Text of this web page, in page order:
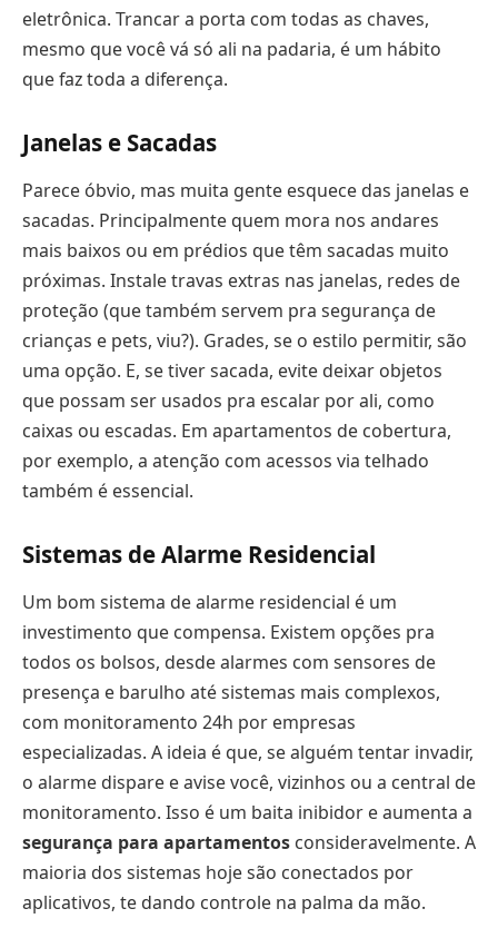
eletrônica. Trancar a porta com todas as chaves,
mesmo que você vá só ali na padaria, é um hábito
que faz toda a diferença.
Janelas e Sacadas
Parece óbvio, mas muita gente esquece das janelas e
sacadas. Principalmente quem mora nos andares
mais baixos ou em prédios que têm sacadas muito
próximas. Instale travas extras nas janelas, redes de
proteção (que também servem pra segurança de
crianças e pets, viu?). Grades, se o estilo permitir, são
uma opção. E, se tiver sacada, evite deixar objetos
que possam ser usados pra escalar por ali, como
caixas ou escadas. Em apartamentos de cobertura,
por exemplo, a atenção com acessos via telhado
também é essencial.
Sistemas de Alarme Residencial
Um bom sistema de alarme residencial é um
investimento que compensa. Existem opções pra
todos os bolsos, desde alarmes com sensores de
presença e barulho até sistemas mais complexos,
com monitoramento 24h por empresas
especializadas. A ideia é que, se alguém tentar invadir,
o alarme dispare e avise você, vizinhos ou a central de
monitoramento. Isso é um baita inibidor e aumenta a
segurança para apartamentos consideravelmente. A
maioria dos sistemas hoje são conectados por
aplicativos, te dando controle na palma da mão.